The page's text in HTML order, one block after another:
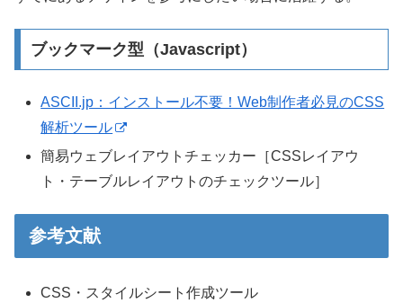
ブックマーク型（Javascript）
ASCII.jp：インストール不要！Web制作者必見のCSS
解析ツール
簡易ウェブレイアウトチェッカー［CSSレイアウ
ト・テーブルレイアウトのチェックツール］
参考文献
CSS・スタイルシート作成ツール